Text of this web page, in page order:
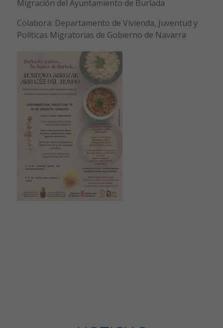
Migración del Ayuntamiento de Burlada
Colabora: Departamento de Vivienda, Juventud y
Políticas Migratorias de Gobierno de Navarra